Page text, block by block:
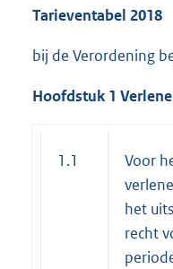
Tarieventabel 2018
bij de Verordening
Hoofdstuk 1
1.1
Voor
het
recht